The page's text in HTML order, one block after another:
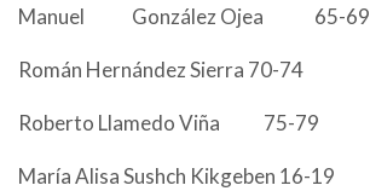
Manuel González Ojea 65-69
Román Hernández Sierra 70-74
Roberto Llamedo Viña 75-79
María Alisa Sushch Kikgeben 16-19